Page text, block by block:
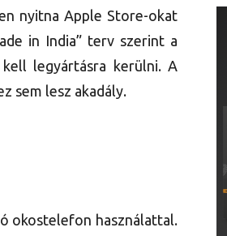
nyitna Apple Store-okat
in India” terv szerint a
legyártásra kerülni. A
sem lesz akadály.
okostelefon használattal.